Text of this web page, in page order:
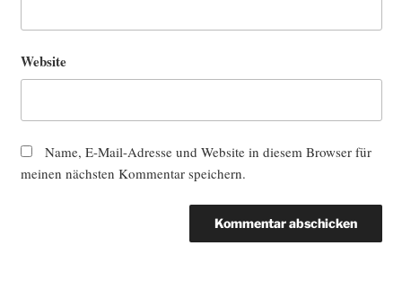
Website
Name, E-Mail-Adresse und Website in diesem Browser für
meinen nächsten Kommentar speichern.